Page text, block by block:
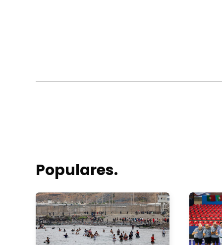
Populares.